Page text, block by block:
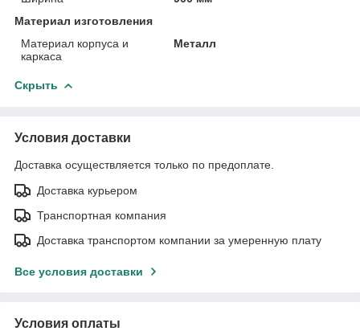
Материал изготовления
Материал корпуса и
каркаса
Металл
Скрыть
Условия доставки
Доставка осуществляется только по предоплате.
Доставка курьером
Транспортная компания
Доставка транспортом компании за умеренную плату
Все условия доставки
Условия оплаты